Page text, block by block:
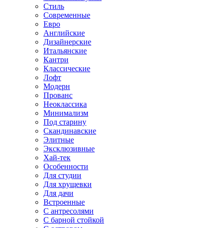
Стиль
Современные
Евро
Английские
Дизайнерские
Итальянские
Кантри
Классические
Лофт
Модерн
Прованс
Неоклассика
Минимализм
Под старину
Скандинавские
Элитные
Эксклюзивные
Хай-тек
Особенности
Для студии
Для хрущевки
Для дачи
Встроенные
С антресолями
С барной стойкой